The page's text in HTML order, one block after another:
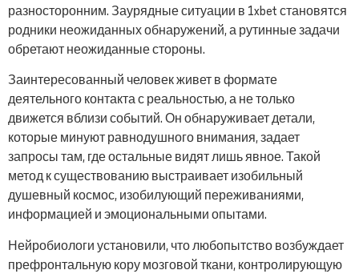
разносторонним. Заурядные ситуации в 1xbet становятся
родники неожиданных обнаружений, а рутинные задачи
обретают неожиданные стороны.
Заинтересованный человек живет в формате
деятельного контакта с реальностью, а не только
движется вблизи событий. Он обнаруживает детали,
которые минуют равнодушного внимания, задает
запросы там, где остальные видят лишь явное. Такой
метод к существованию выстраивает изобильный
душевный космос, изобилующий переживаниями,
информацией и эмоциональными опытами.
Нейробиологи установили, что любопытство возбуждает
префронтальную кору мозговой ткани, контролирующую